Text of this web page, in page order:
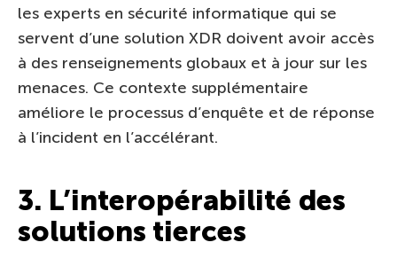
les experts en sécurité informatique qui se
servent d’une solution XDR doivent avoir accès
à des renseignements globaux et à jour sur les
menaces. Ce contexte supplémentaire
améliore le processus d’enquête et de réponse
à l’incident en l’accélérant.
3. L’interopérabilité des
solutions tierces